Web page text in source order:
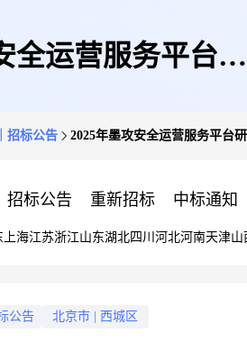
全运营服务平台研
招标公告 2025年墨攻安全运营服务平台
招标公告 重新招标 中标通知
上海江苏浙江山东湖北四川 河北河南天津山
公告 北京市 西城区